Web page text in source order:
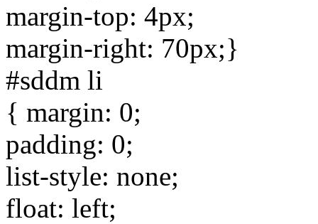
margin-top: 4px;
margin-right: 70px;}
#sddm li
{ margin: 0;
padding: 0;
list-style: none;
float: left;